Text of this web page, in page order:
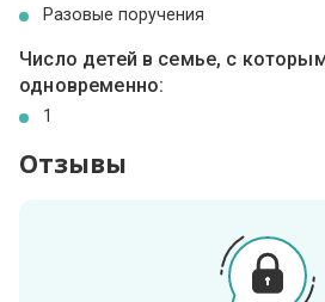
Разовые поручения
Число детей в семье, с
одновременно:
1
Отзывы